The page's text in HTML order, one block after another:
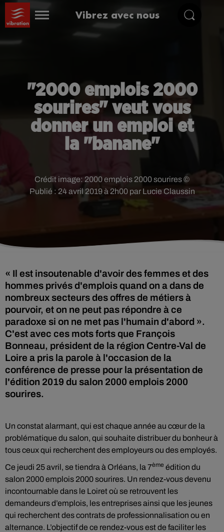
Vibrez avec nous
"2000 emplois 2000
sourires" veut vous
donner un emploi et
la "banane"
Publié : 24 avril 2019 à 2h00 par Lucie Claussin
Crédit image: 2000 emplois 2000 sourires ©
« Il est insoutenable d'avoir des femmes et des
hommes privés d'emplois quand on a dans de
nombreux secteurs des offres de métiers à
pourvoir, et on ne peut pas répondre à ce
paradoxe si on ne met pas l'humain d'abord ».
C'est avec ces mots forts que François
Bonneau, président de la région Centre-Val de
Loire a pris la parole à l'occasion de la
conférence de presse pour la présentation de
l'édition 2019 du salon 2000 emplois 2000
sourires.
Un constat alarmant, qui est chaque année au cœur de la
problématique du salon, qui souhaite distribuer du bonheur à
tous ceux qui recherchent des employeurs ou des employés.
Ce jeudi 25 avril, se tiendra à Orléans, la 7ème édition du
salon 2000 emplois 2000 sourires. Un rendez-vous devenu
incontournable dans le Loiret où se retrouvent les
demandeurs d’emplois, les entreprises ainsi que les jeunes
qui recherchent des contrats de professionnalisation ou en
alternance. L’objectif de ce rendez-vous est de faciliter les